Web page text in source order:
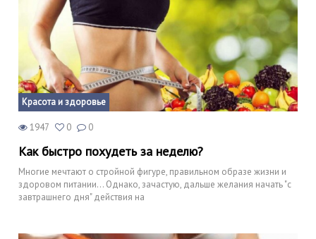
Красота и здоровье
1947 0 0
Как быстро похудеть за неделю?
Многие мечтают о стройной фигуре, правильном образе жизни и
здоровом питании... Однако, зачастую, дальше желания начать "с
завтрашнего дня" действия на